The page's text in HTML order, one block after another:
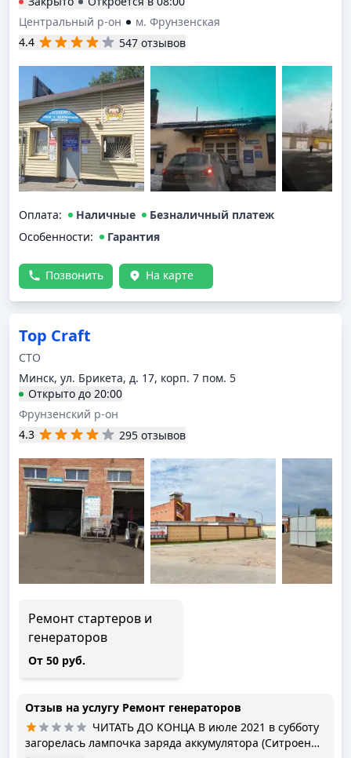
Центральный р-он
м. Фрунзенская
4.4
547 отзывов
Оплата: Наличные
Безналичный платеж
Особенности:
Гарантия
Позвонить На карте
Top Craft
СТО
Минск, ул. Брикета, д. 17, корп. 7 пом. 5
Открыто до 20:00
Фрунзенский р-он
4.3
295 отзывов
Ремонт стартеров и
генераторов
От 50 руб.
Отзыв на услугу Ремонт генераторов
ЧИТАТЬ ДО КОНЦА В июле 2021 в субботу
загорелась лампочка заряда аккумулятора (Ситроен